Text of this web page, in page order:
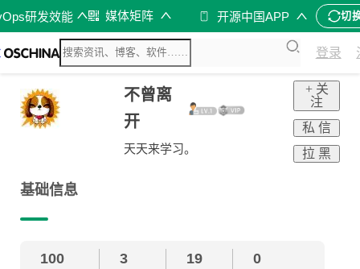
研发效能 媒体矩阵 开源中国APP 切
登录
不曾离
开
天天来学习。
+ 关
注
私 信
拉 黑
基础信息
100 3 19 0